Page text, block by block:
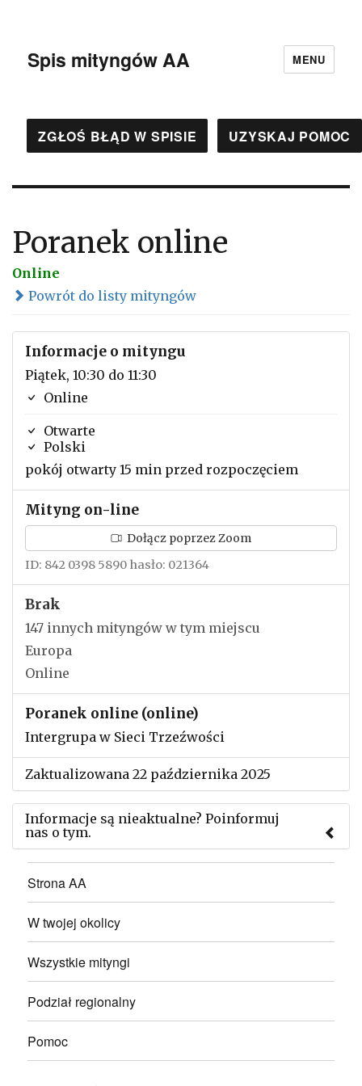
Spis mityngów AA MENU
ZGŁOŚ BŁĄD W SPISIE UZYSKAJ POMOC
Poranek online
Online
Powrót do listy mityngów
Informacje o mityngu
Piątek, 10:30 do 11:30
Online
Otwarte
Polski
pokój otwarty 15 min przed rozpoczęciem
Mityng on-line
Dołącz poprzez Zoom
ID: 842 0398 5890 hasło: 021364
Brak
147 innych mityngów w tym miejscu
Europa
Online
Poranek online (online)
Intergrupa w Sieci Trzeźwości
Zaktualizowana 22 października 2025
Informacje są nieaktualne? Poinformuj
nas o tym.
Użyj tego formularza aby przesłać informację o
zmianach w powyższym mityngu.
Strona AA
W twojej okolicy
Wszystkie mityngi
Podział regionalny
Pomoc